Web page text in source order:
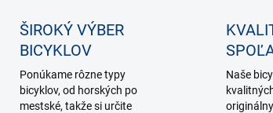
ŠIROKÝ VÝBER
BICYKLOV
Ponúkame rôzne typy
bicyklov, od horských po
mestské, takže si určite
Naše